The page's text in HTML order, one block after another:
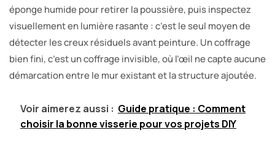
éponge humide pour retirer la poussière, puis inspectez
visuellement en lumière rasante : c’est le seul moyen de
détecter les creux résiduels avant peinture. Un coffrage
bien fini, c’est un coffrage invisible, où l’œil ne capte aucune
démarcation entre le mur existant et la structure ajoutée.
Voir aimerez aussi : Guide pratique : Comment
choisir la bonne visserie pour vos projets DIY